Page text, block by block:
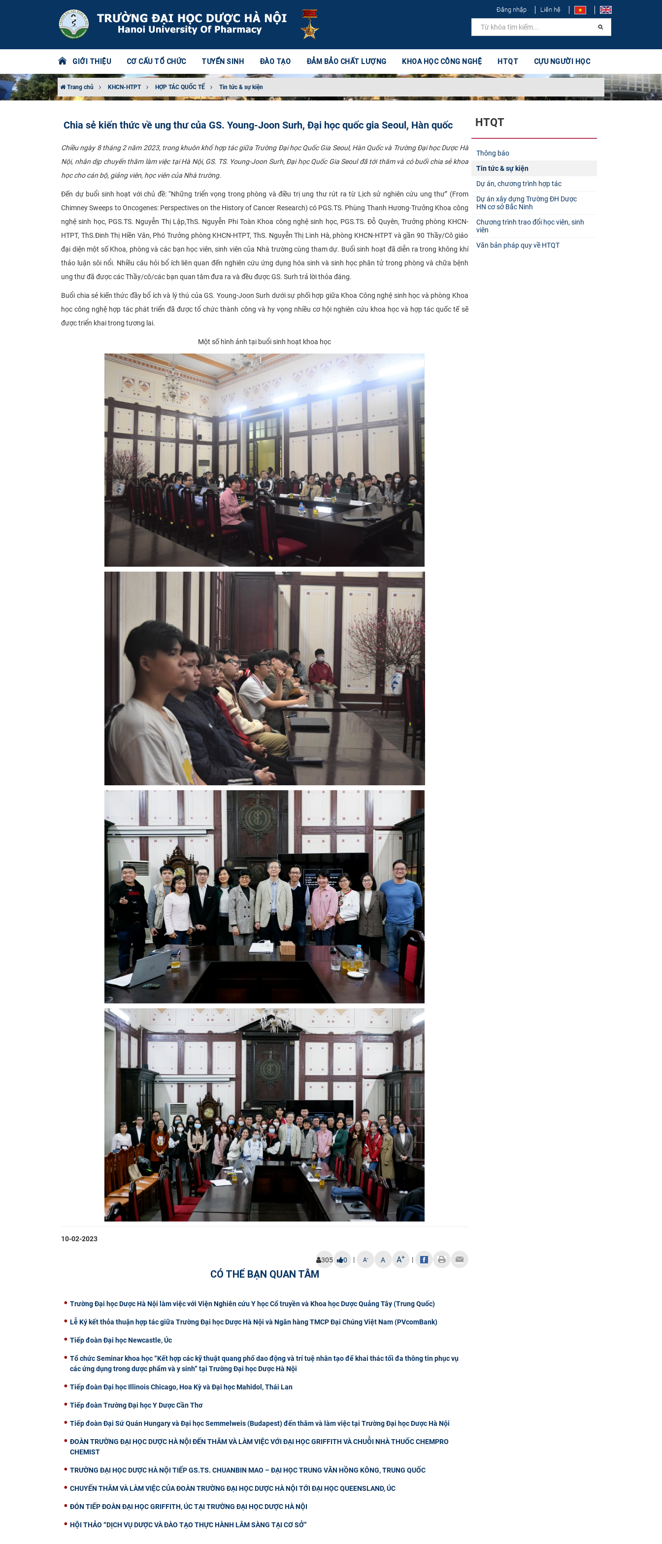
Đăng nhập Liên hệ
GIỚI THIỆU CƠ CẤU TỔ CHỨC TUYỂN SINH ĐÀO TẠO ĐẢM BẢO CHẤT LƯỢNG KHOA HỌC CÔNG NGHỆ HTQT CỰU NGƯỜI HỌC
Trang chủ KHCN-HTPT HỢP TÁC QUỐC TẾ Tin tức & sự kiện
Chia sẻ kiến thức về ung thư của GS. Young-Joon Surh, Đại học quốc gia Seoul, Hàn quốc
Chiều ngày 8 tháng 2 năm 2023, trong khuôn khổ hợp tác giữa Trường Đại học Quốc Gia Seoul, Hàn Quốc và Trường Đại học Dược Hà
Nội, nhân dịp chuyến thăm làm việc tại Hà Nội, GS. TS. Young-Joon Surh, Đại học Quốc Gia Seoul đã tới thăm và có buổi chia sẻ khoa
học cho cán bộ, giảng viên, học viên của Nhà trường.
Đến dự buổi sinh hoạt với chủ đề: “Những triển vọng trong phòng và điều trị ung thư rút ra từ Lịch sử nghiên cứu ung thư” (From
Chimney Sweeps to Oncogenes: Perspectives on the History of Cancer Research) có PGS.TS. Phùng Thanh Hương-Trưởng Khoa công
nghệ sinh học, PGS.TS. Nguyễn Thị Lập,ThS. Nguyễn Phi Toàn Khoa công nghệ sinh học, PGS.TS. Đỗ Quyên, Trưởng phòng KHCN-
HTPT, ThS.Đinh Thị Hiền Vân, Phó Trưởng phòng KHCN-HTPT, ThS. Nguyễn Thị Linh Hà, phòng KHCN-HTPT và gần 90 Thầy/Cô giáo
đại diện một số Khoa, phòng và các bạn học viên, sinh viên của Nhà trường cùng tham dự. Buổi sinh hoạt đã diễn ra trong không khí
thảo luận sôi nổi. Nhiều câu hỏi bổ ích liên quan đến nghiên cứu ứng dụng hóa sinh và sinh học phân tử trong phòng và chữa bệnh
ung thư đã được các Thầy/cô/các bạn quan tâm đưa ra và đều được GS. Surh trả lời thỏa đáng.
Buổi chia sẻ kiến thức đầy bổ ích và lý thú của GS. Young-Joon Surh dưới sự phối hợp giữa Khoa Công nghệ sinh học và phòng Khoa
học công nghệ hợp tác phát triển đã được tổ chức thành công và hy vọng nhiều cơ hội nghiên cứu khoa học và hợp tác quốc tế sẽ
được triển khai trong tương lai.
Một số hình ảnh tại buổi sinh hoạt khoa học
10-02-2023
305 0 | A- A A+ |
CÓ THỂ BẠN QUAN TÂM
Trường Đại học Dược Hà Nội làm việc với Viện Nghiên cứu Y học Cổ truyền và Khoa học Dược Quảng Tây (Trung Quốc)
Lễ Ký kết thỏa thuận hợp tác giữa Trường Đại học Dược Hà Nội và Ngân hàng TMCP Đại Chúng Việt Nam (PVcomBank)
Tiếp đoàn Đại học Newcastle, Úc
Tổ chức Seminar khoa học “Kết hợp các kỹ thuật quang phổ dao động và trí tuệ nhân tạo để khai thác tối đa thông tin phục vụ
các ứng dụng trong dược phẩm và y sinh” tại Trường Đại học Dược Hà Nội
Tiếp đoàn Đại học Illinois Chicago, Hoa Kỳ và Đại học Mahidol, Thái Lan
Tiếp đoàn Trường Đại học Y Dược Cần Thơ
Tiếp đoàn Đại Sứ Quán Hungary và Đại học Semmelweis (Budapest) đến thăm và làm việc tại Trường Đại học Dược Hà Nội
ĐOÀN TRƯỜNG ĐẠI HỌC DƯỢC HÀ NỘI ĐẾN THĂM VÀ LÀM VIỆC VỚI ĐẠI HỌC GRIFFITH VÀ CHUỖI NHÀ THUỐC CHEMPRO
CHEMIST
TRƯỜNG ĐẠI HỌC DƯỢC HÀ NỘI TIẾP GS.TS. CHUANBIN MAO – ĐẠI HỌC TRUNG VĂN HỒNG KÔNG, TRUNG QUỐC
CHUYẾN THĂM VÀ LÀM VIỆC CỦA ĐOÀN TRƯỜNG ĐẠI HỌC DƯỢC HÀ NỘI TỚI ĐẠI HỌC QUEENSLAND, ÚC
ĐÓN TIẾP ĐOÀN ĐẠI HỌC GRIFFITH, ÚC TẠI TRƯỜNG ĐẠI HỌC DƯỢC HÀ NỘI
HỘI THẢO “DỊCH VỤ DƯỢC VÀ ĐÀO TẠO THỰC HÀNH LÂM SÀNG TẠI CƠ SỞ”
HTQT
Thông báo
Tin tức & sự kiện
Dự án, chương trình hợp tác
Dự án xây dựng Trường ĐH Dược
HN cơ sở Bắc Ninh
Chương trình trao đổi học viên, sinh
viên
Văn bản pháp quy về HTQT